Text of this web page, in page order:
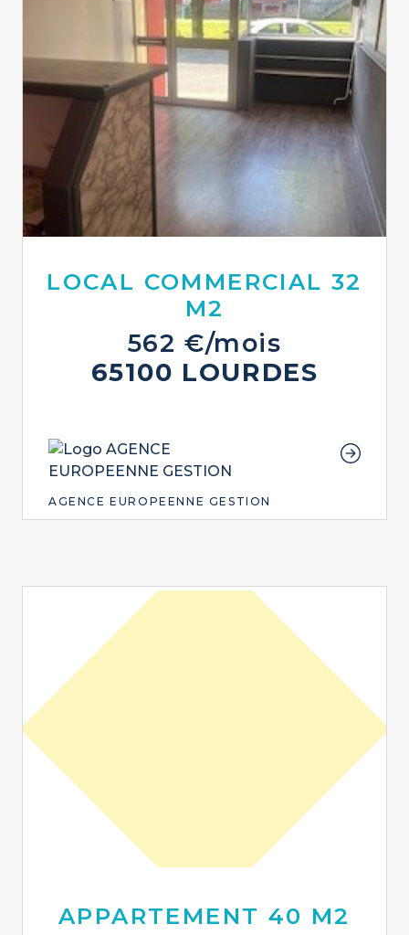
LOCAL COMMERCIAL 32
M2
562 €/mois
65100 LOURDES
AGENCE EUROPEENNE GESTION
APPARTEMENT 40 M2